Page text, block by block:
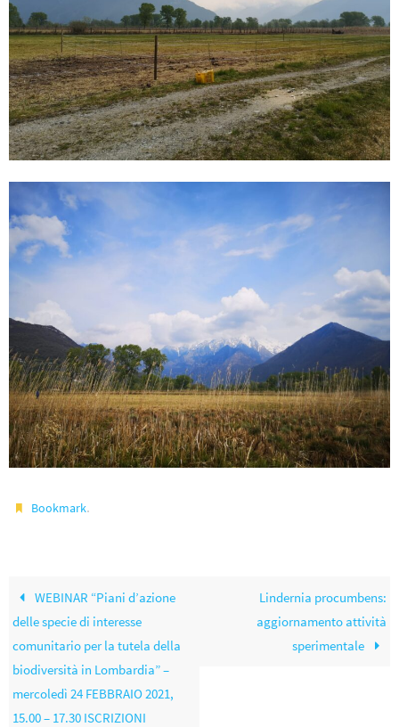
Bookmark.
WEBINAR “Piani d’azione
delle specie di interesse
comunitario per la tutela della
biodiversità in Lombardia” –
mercoledì 24 FEBBRAIO 2021,
15.00 – 17.30 ISCRIZIONI
Lindernia procumbens:
aggiornamento attività
sperimentale